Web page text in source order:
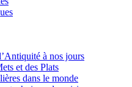
à nos jours
et des Plats
dans le monde